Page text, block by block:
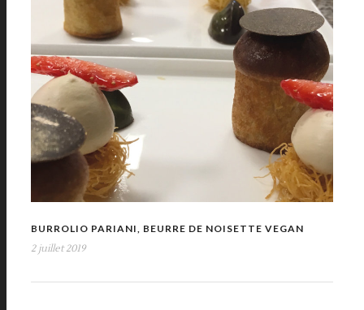
BURROLIO PARIANI, BEURRE DE NOISETTE VEGAN
2 juillet 2019